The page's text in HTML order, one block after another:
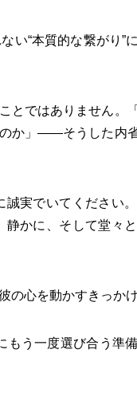
い“本質的な繋がり”
とではありません。
か」――そうした内
実でいてください
かに、そして堂々
の心を動かすきっかけ
もう一度選び合う準